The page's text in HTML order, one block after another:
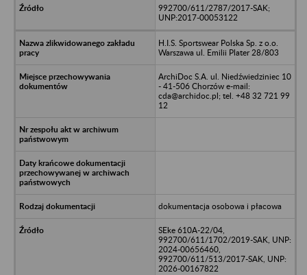
992700/611/2787/2017-SAK;
UNP:2017-00053122
H.I.S. Sportswear Polska Sp. z o.o.
Warszawa ul. Emilii Plater 28/803
ArchiDoc S.A. ul. Niedźwiedziniec 10
- 41-506 Chorzów e-mail:
cda@archidoc.pl; tel. +48 32 721 99
12
dokumentacja osobowa i płacowa
SEke 610A-22/04,
992700/611/1702/2019-SAK, UNP:
2024-00656460,
992700/611/513/2017-SAK, UNP:
2026-00167822